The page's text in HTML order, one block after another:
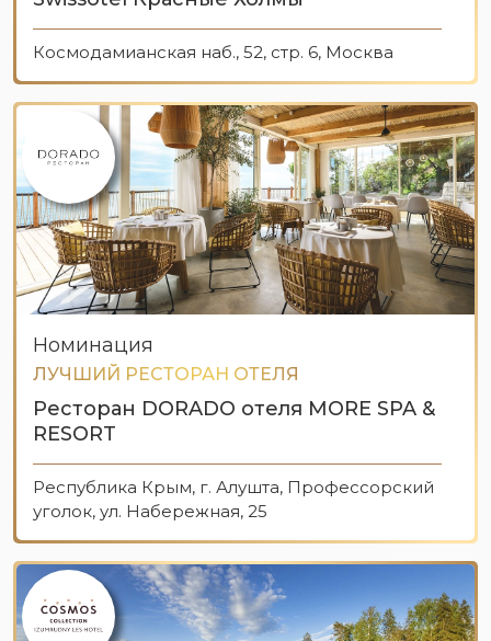
Космодамианская наб., 52, стр. 6, Москва
Номинация
ЛУЧШИЙ РЕСТОРАН ОТЕЛЯ
Ресторан DORADO отеля MORE SPA &
RESORT
Республика Крым, г. Алушта, Профессорский
уголок, ул. Набережная, 25